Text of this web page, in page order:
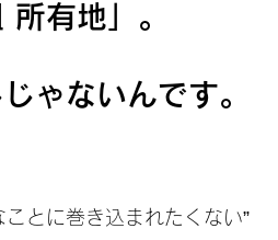
有地」。
ゃないんです。
ことに巻き込まれたくない”